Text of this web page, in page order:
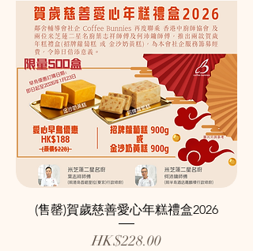
(售罄)賀歲慈善愛心年糕禮盒2026
價格
HK$228.00